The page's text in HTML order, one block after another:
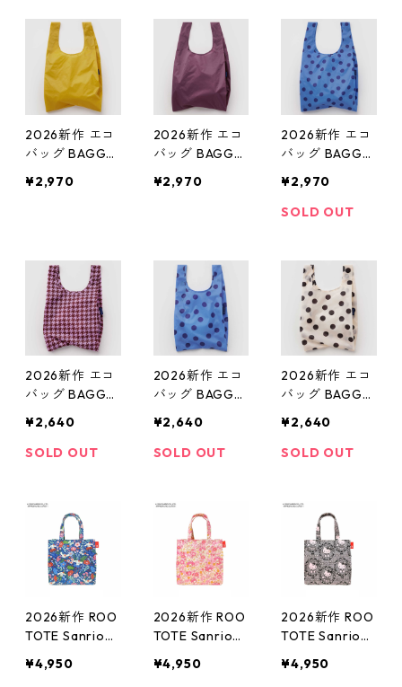
2026新作 エコ
バッグ BAGGU
u スタンダード
¥2,970
2026新作 エコ
バッグ BAGGU
u スタンダード
¥2,970
2026新作 エコ
バッグ BAGGU
u スタンダード
バグゥ バグー
¥2,970
SOLD OUT
2026新作 エコ
バッグ BAGGU
ビーバグゥ バ
グー ピンクチ
¥2,640
SOLD OUT
2026新作 エコ
バッグ BAGGU
ビーバグゥ バ
グー ブルード
¥2,640
SOLD OUT
2026新作 エコ
バッグ BAGGU
ビーバグゥ バ
グー ブラック
¥2,640
SOLD OUT
2026新作 ROO
TOTE Sanrio
ンリオ SQUARE
¥4,950
2026新作 ROO
TOTE Sanrio
ンリオ SQUARE
¥4,950
2026新作 ROO
TOTE Sanrio
ンリオ SQUARE
¥4,950